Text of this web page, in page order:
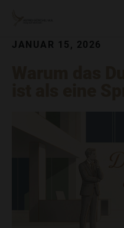
JANUAR 15, 2026